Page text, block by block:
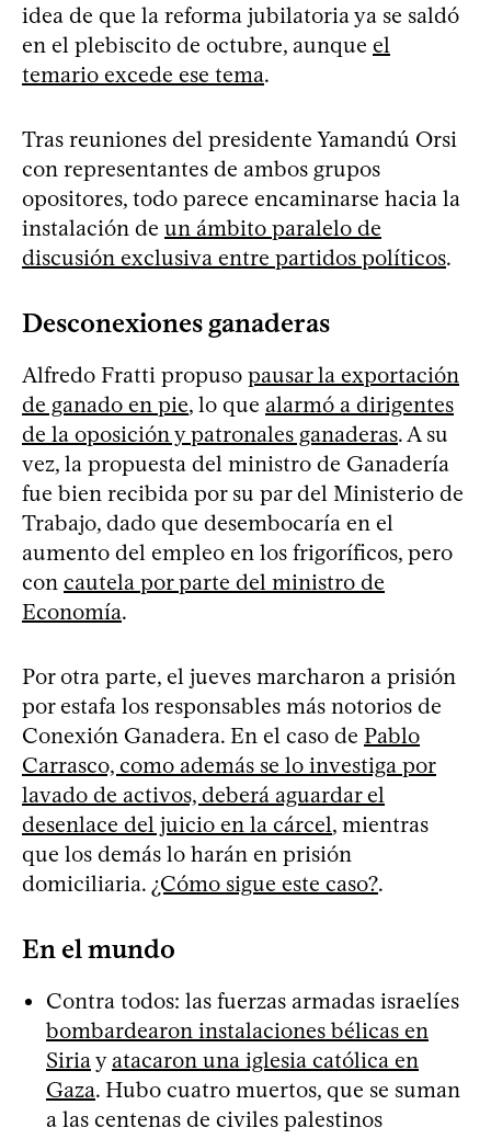
idea de que la reforma jubilatoria ya se saldó
en el plebiscito de octubre, aunque el
temario excede ese tema.
Tras reuniones del presidente Yamandú Orsi
con representantes de ambos grupos
opositores, todo parece encaminarse hacia la
instalación de un ámbito paralelo de
discusión exclusiva entre partidos políticos.
Desconexiones ganaderas
Alfredo Fratti propuso pausar la exportación
de ganado en pie, lo que alarmó a dirigentes
de la oposición y patronales ganaderas. A su
vez, la propuesta del ministro de Ganadería
fue bien recibida por su par del Ministerio de
Trabajo, dado que desembocaría en el
aumento del empleo en los frigoríficos, pero
con cautela por parte del ministro de
Economía.
Por otra parte, el jueves marcharon a prisión
por estafa los responsables más notorios de
Conexión Ganadera. En el caso de Pablo
Carrasco, como además se lo investiga por
lavado de activos, deberá aguardar el
desenlace del juicio en la cárcel, mientras
que los demás lo harán en prisión
domiciliaria. ¿Cómo sigue este caso?.
En el mundo
Contra todos: las fuerzas armadas israelíes
bombardearon instalaciones bélicas en
Siriay atacaron una iglesia católica en
Gaza. Hubo cuatro muertos, que se suman
a las centenas de civiles palestinos